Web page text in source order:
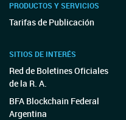
PRODUCTOS Y SERVICIOS
Tarifas de Publicación
SITIOS DE INTERÉS
Red de Boletines Oficiales
de la R. A.
BFA Blockchain Federal
Argentina